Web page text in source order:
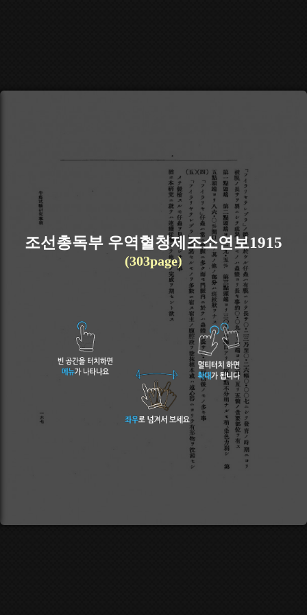
조선총독부 우역혈청제조소연보1915
(303page)